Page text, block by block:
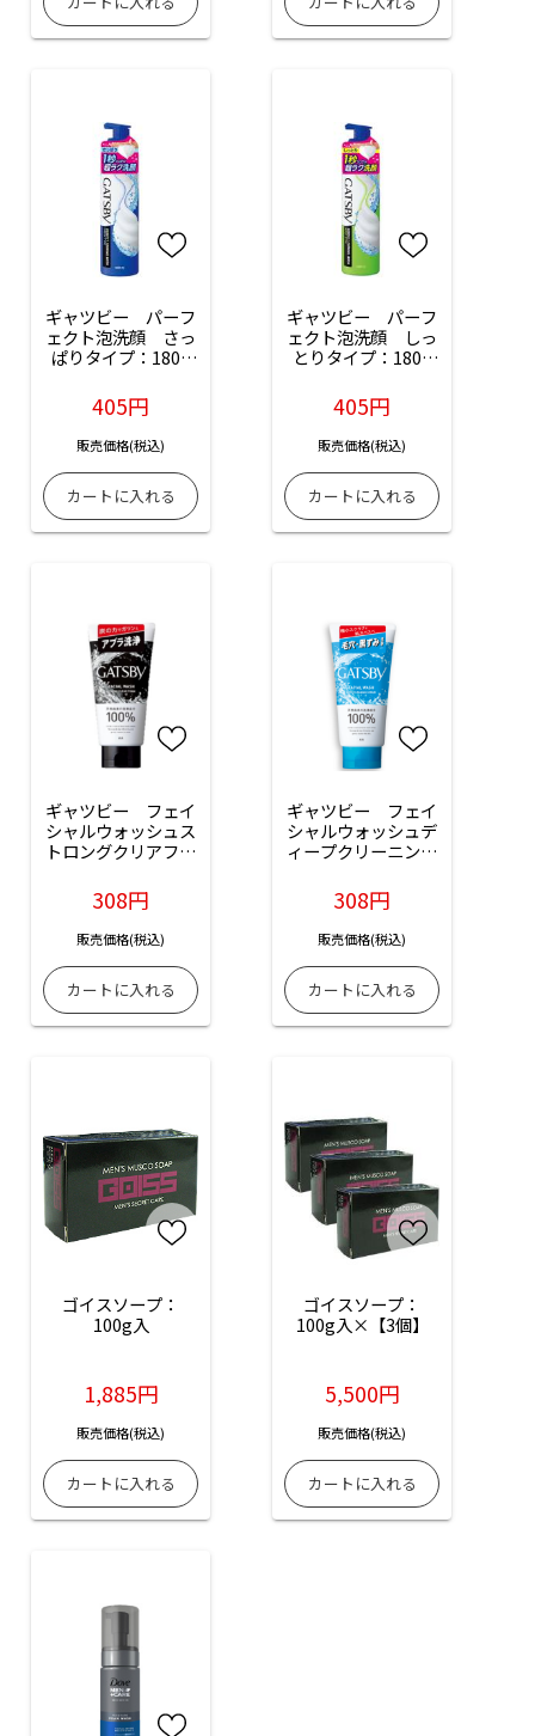
ギャツビー　パーフ
ェクト泡洗顔　さっ
ぱりタイプ：180g
405円
販売価格(税込)
ギャツビー　パーフ
ェクト泡洗顔　しっ
とりタイプ：180g
405円
販売価格(税込)
ギャツビー　フェイ
シャルウォッシュス
トロングクリアフォ
308円
販売価格(税込)
ギャツビー　フェイ
シャルウォッシュデ
ィープクリーニング
308円
販売価格(税込)
ゴイスソープ：
100g入
1,885円
販売価格(税込)
ゴイスソープ：
100g入×【3個】
5,500円
販売価格(税込)